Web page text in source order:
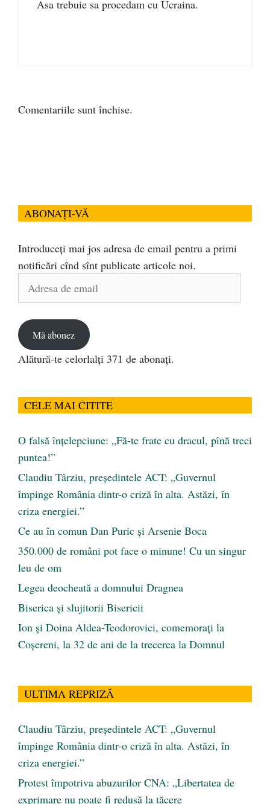
Asa trebuie sa procedam cu Ucraina.
Comentariile sunt închise.
ABONAȚI-VĂ
Introduceți mai jos adresa de email pentru a primi
notificări cînd sînt publicate articole noi.
Adresa
Mă abonez
Alătură-te celorlalți 371 de abonați.
CELE MAI CITITE
O falsă înțelepciune: „Fă-te frate cu dracul, pînă treci
puntea!”
Claudiu Târziu, președintele ACT: „Guvernul
împinge România dintr-o criză în alta. Astăzi, în
criza energiei.”
Ce au în comun Dan Puric şi Arsenie Boca
350.000 de români pot face o minune! Cu un singur
leu de om
Legea deocheată a domnului Dragnea
Biserica și slujitorii Bisericii
Ion și Doina Aldea-Teodorovici, comemorați la
Coșereni, la 32 de ani de la trecerea la Domnul
ULTIMA REPRIZĂ
Claudiu Târziu, președintele ACT: „Guvernul
împinge România dintr-o criză în alta. Astăzi, în
criza energiei.”
Protest împotriva abuzurilor CNA: „Libertatea de
exprimare nu poate fi redusă la tăcere